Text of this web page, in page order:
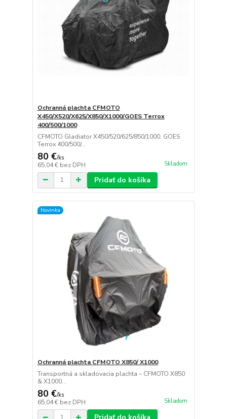
Ochranná plachta CFMOTO
X450/X520/X625/X850/X1000/GOES Terrox
400/500/1000
CFMOTO Gladiator X450/520/625/850/1000, GOES
Terrox 400/500/...
80 €/ks
65,04 € bez DPH Skladom
Pridať do košíka
Novinka
Ochranná plachta CFMOTO X850/ X1000
Transportná a skladovacia plachta – CFMOTO X850
& X1000...
80 €/ks
65,04 € bez DPH Skladom